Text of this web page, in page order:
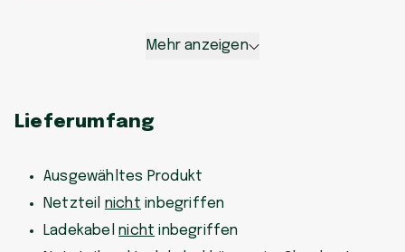
Mehr anzeigen
Lieferumfang
Ausgewähltes Produkt
Netzteil nicht inbegriffen
Ladekabelnicht inbegriffen